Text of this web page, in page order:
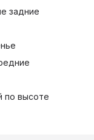
задние
по высоте